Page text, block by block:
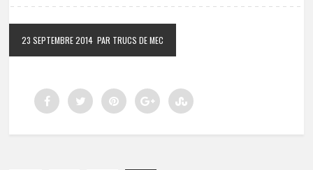
23 SEPTEMBRE 2014 PAR TRUCS DE MEC